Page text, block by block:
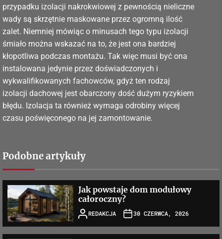
przypadku izolacji nakrokwiowej z pewnością nieliczne
wady są skrzętnie maskowane przez ogromną ilość
zalet. Niemniej mówiąc o minusach tego typu izolacji
śmiało można wskazać na to, że jest ona bardziej
kłopotliwa podczas montażu. Tak więc musi być ona
instalowana jedynie przez doświadczonych i
wykwalifikowanych fachowców, gdyż ten rodzaj
izolacji dachowej jest obarczony dość dużym ryzykiem
błędu. Izolacja ta również wymaga odrobiny więcej
czasu poświęconego na jej zamontowanie.
Podobne artykuły
Jak powstaje dom modułowy
całoroczny?
REDAKCJA 30 CZERWCA, 2026